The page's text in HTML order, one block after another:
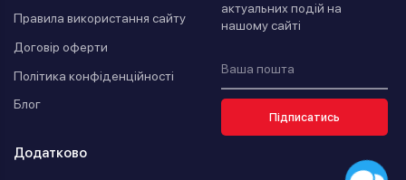
Правила використання сайту
Договір оферти
Політика конфіденційності
Блог
Додатково
актуальних подій на
нашому сайті
Підписатись